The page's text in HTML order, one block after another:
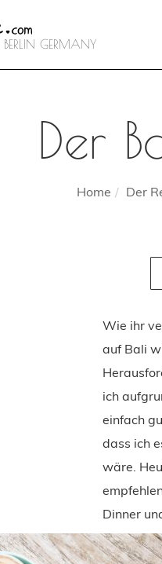
GERMANY
Der
Home Der
Wie ihr
auf Bali
ich
einfach
dass ich
wäre.
Dinner